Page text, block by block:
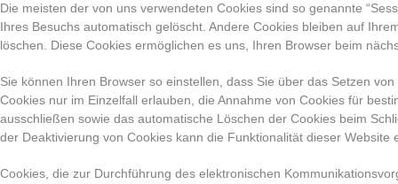
Die meisten der von uns verwendeten Cookies sind so genannte
Ihres Besuchs automatisch gelöscht. Andere Cookies bleiben auf
löschen. Diese Cookies ermöglichen es uns, Ihren Browser beim
Sie können Ihren Browser so einstellen, dass Sie über das Setzen
Cookies nur im Einzelfall erlauben, die Annahme von Cookies für
ausschließen sowie das automatische Löschen der Cookies beim
der Deaktivierung von Cookies kann die Funktionalität dieser Website
Cookies, die zur Durchführung des elektronischen